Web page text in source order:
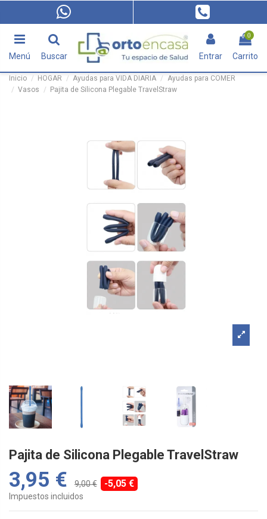
Menú Buscar Entrar
0
Carrito
Inicio HOGAR Ayudas para VIDA DIARIA
Ayudas para COMER
Vasos
Pajita de Silicona Plegable TravelStraw
Pajita de Silicona Plegable TravelStraw
3,95 € 9,00 € -5,05 €
Impuestos incluidos